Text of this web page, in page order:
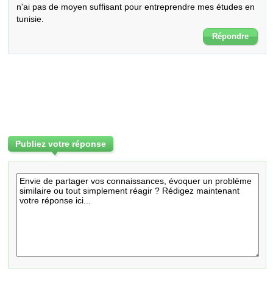
n'ai pas de moyen suffisant pour entreprendre mes études en
tunisie.
Répondre
Publiez votre réponse